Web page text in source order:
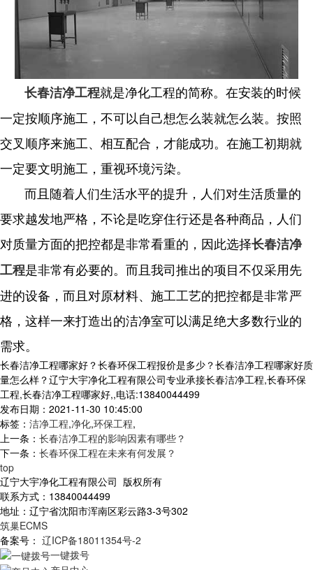
长春洁净工程就是净化工程的简称。在安装的时候
一定按顺序施工，不可以自己想怎么装就怎么装。按照
交叉顺序来施工、相互配合，才能成功。在施工初期就
一定要文明施工，重视环境污染。
而且随着人们生活水平的提升，人们对生活质量的
要求越发地严格，不论是吃穿住行还是各种商品，人们
对质量方面的把控都是非常看重的，因此选择长春洁净
工程是非常有必要的。而且我司推出的项目不仅采用先
进的设备，而且对原材料、施工工艺的把控都是非常严
格，这样一来打造出的洁净室可以满足绝大多数行业的
需求。
长春洁净工程哪家好？长春环保工程报价是多少？长春洁净工程哪家好质
量怎么样？辽宁大宇净化工程有限公司专业承接长春洁净工程,长春环保
工程,长春洁净工程哪家好,,电话:13840044499
发布日期：2021-11-30 10:45:00
标签： 洁净工程,净化,环保工程,
上一条： 长春洁净工程的影响因素有哪些？
下一条： 长春环保工程在未来有何发展？
top
辽宁大宇净化工程有限公司 版权所有
联系方式：13840044499
地址：辽宁省沈阳市浑南区彩云路3-3号302
筑巢ECMS
备案号： 辽ICP备18011354号-2
一键拨号